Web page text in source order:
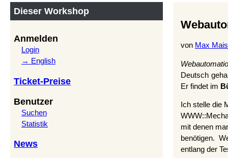
Dieser Workshop
Anmelden
Login
→ English
Ticket-Preise
Benutzer
Suchen
Statistik
News
von Max
Deutsch
Er findet im
Ich stelle die
mit denen
benötigen.
entlang der